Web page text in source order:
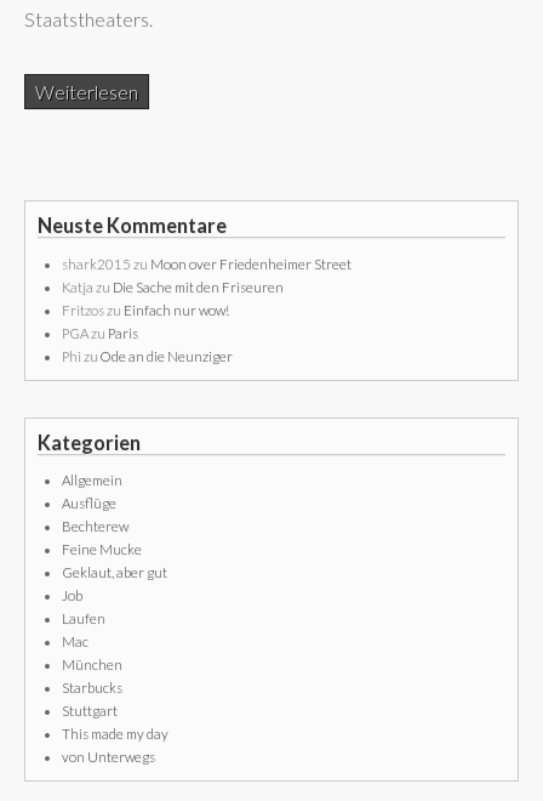
Staatstheaters.
Weiterlesen
Neuste Kommentare
shark2015 zu Moon over Friedenheimer Street
Katja zu Die Sache mit den Friseuren
Fritzoszu Einfach nur wow!
PGAzu Paris
Phi zu Ode an die Neunziger
Kategorien
Allgemein
Ausflüge
Bechterew
Feine Mucke
Geklaut, aber gut
Job
Laufen
Mac
München
Starbucks
Stuttgart
This made my day
von Unterwegs